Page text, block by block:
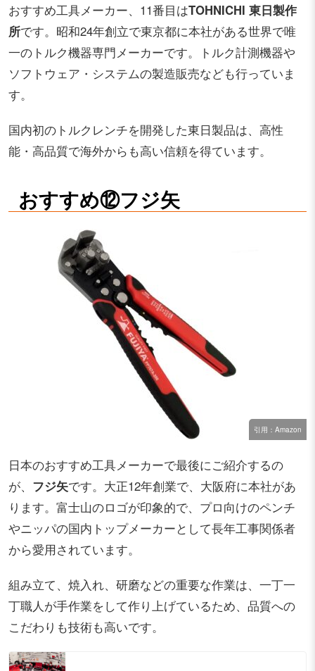
おすすめ工具メーカー、11番目はTOHNICHI 東日製作
所です。昭和24年創立で東京都に本社がある世界で唯
一のトルク機器専門メーカーです。トルク計測機器や
ソフトウェア・システムの製造販売なども行っていま
す。
国内初のトルクレンチを開発した東日製品は、高性
能・高品質で海外からも高い信頼を得ています。
おすすめ⑫フジ矢
引用：Amazon
日本のおすすめ工具メーカーで最後にご紹介するの
が、 フジ矢です。大正12年創業で、大阪府に本社があ
ります。富士山のロゴが印象的で、プロ向けのペンチ
やニッパの国内トップメーカーとして長年工事関係者
から愛用されています。
組み立て、焼入れ、研磨などの重要な作業は、一丁一
丁職人が手作業をして作り上げているため、品質への
こだわりも技術も高いです。